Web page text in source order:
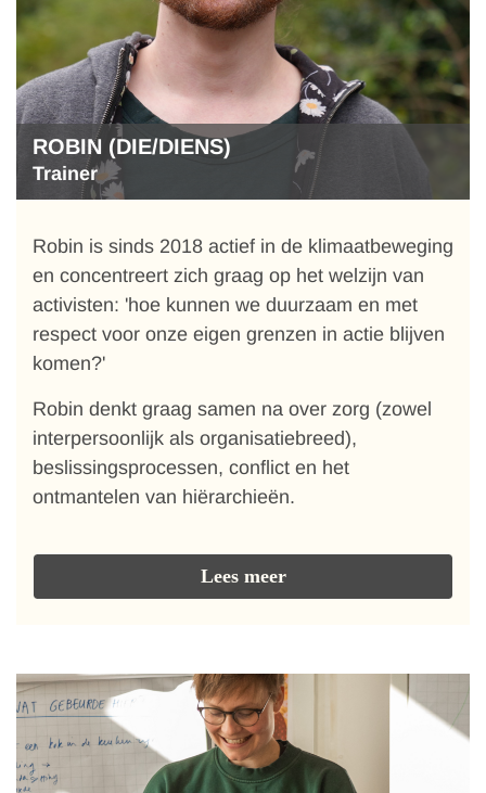
ROBIN (DIE/DIENS)
Trainer
Robin is sinds 2018 actief in de klimaatbeweging
en concentreert zich graag op het welzijn van
activisten: 'hoe kunnen we duurzaam en met
respect voor onze eigen grenzen in actie blijven
komen?'
Robin denkt graag samen na over zorg (zowel
interpersoonlijk als organisatiebreed),
beslissingsprocessen, conflict en het
ontmantelen van hiërarchieën.
Lees meer